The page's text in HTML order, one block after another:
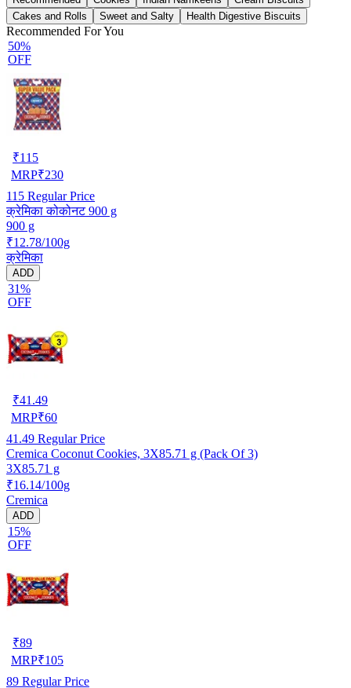
Cakes and Rolls
Sweet and Salty Health Digestive Biscuits
Recommended For You
50%
OFF
₹115
MRP₹230
115 Regular Price
क्रेमिका कोकोनट 900 g
900 g
₹12.78/100g
क्रेमिका
ADD
31%
OFF
₹41.49
MRP₹60
41.49 Regular Price
Cremica Coconut Cookies, 3X85.71 g (Pack Of 3)
3X85.71 g
₹16.14/100g
Cremica
ADD
15%
OFF
₹89
MRP₹105
89 Regular Price